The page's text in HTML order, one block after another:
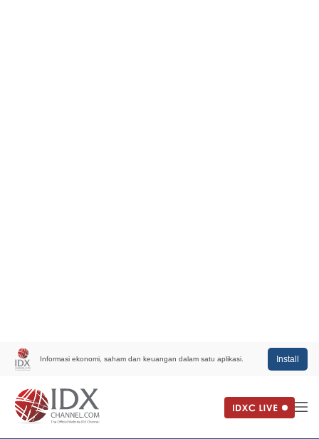
Informasi ekonomi, saham dan keuangan dalam satu aplikasi. Install